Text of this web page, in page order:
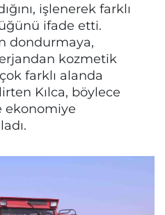
işlenerek farklı
ifade etti.
dondurmaya,
kozmetik
farklı alanda
Kılca, böylece
ekonomiye